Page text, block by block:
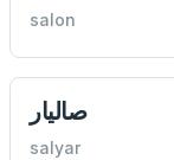
salon
صاليار
salyar